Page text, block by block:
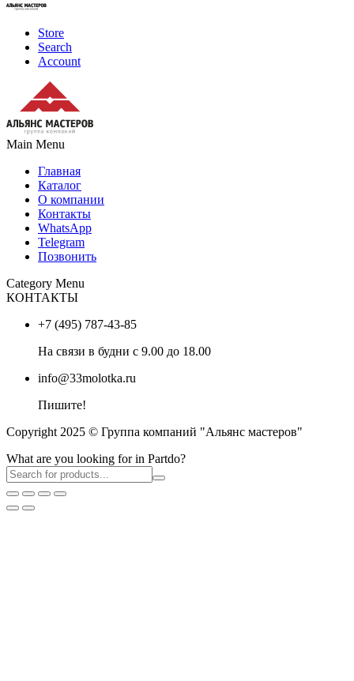
Store
Search
Account
Main Menu
Главная
Каталог
О компании
Контакты
WhatsApp
Telegram
Позвонить
Category Menu
КОНТАКТЫ
+7 (495) 787-43-85
На связи в будни с 9.00 до 18.00
info@33molotka.ru
Пишите!
Copyright 2025 © Группа компаний "Альянс мастеров"
What are you looking for in Partdo?